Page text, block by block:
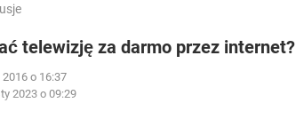
telewizję za darmo przez internet?
2016 o 16:37
2023 o 09:29